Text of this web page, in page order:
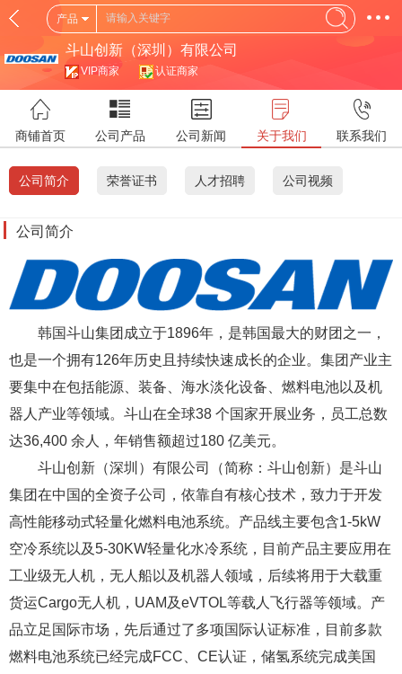
产品
斗山创新（深圳）有限公司
VIP商家 认证商家
商铺首页 公司产品 公司新闻 关于我们 联系我们
公司简介 荣誉证书 人才招聘 公司视频
公司简介
韩国斗山集团成立于1896年，是韩国最大的财团之一，
也是一个拥有126年历史且持续快速成长的企业。集团产业主
要集中在包括能源、装备、海水淡化设备、燃料电池以及机
器人产业等领域。斗山在全球38 个国家开展业务，员工总数
达36,400 余人，年销售额超过180 亿美元。
斗山创新（深圳）有限公司（简称：斗山创新）是斗山
集团在中国的全资子公司，依靠自有核心技术，致力于开发
高性能移动式轻量化燃料电池系统。产品线主要包含1-5kW
空冷系统以及5-30KW轻量化水冷系统，目前产品主要应用在
工业级无人机，无人船以及机器人领域，后续将用于大载重
货运Cargo无人机，UAM及eVTOL等载人飞行器等领域。产
品立足国际市场，先后通过了多项国际认证标准，目前多款
燃料电池系统已经完成FCC、CE认证，储氢系统完成美国